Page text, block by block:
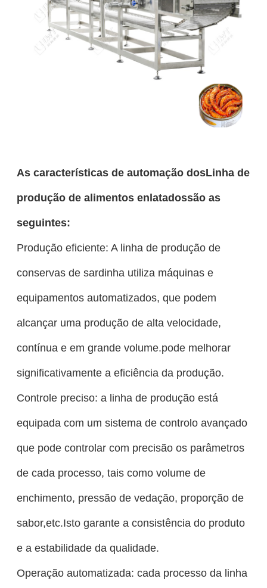
As características de automação dosLinha de
produção de alimentos enlatadossão as
seguintes:
Produção eficiente: A linha de produção de
conservas de sardinha utiliza máquinas e
equipamentos automatizados, que podem
alcançar uma produção de alta velocidade,
contínua e em grande volume.pode melhorar
significativamente a eficiência da produção.
Controle preciso: a linha de produção está
equipada com um sistema de controlo avançado
que pode controlar com precisão os parâmetros
de cada processo, tais como volume de
enchimento, pressão de vedação, proporção de
sabor,etc.Isto garante a consistência do produto
e a estabilidade da qualidade.
Operação automatizada: cada processo da linha